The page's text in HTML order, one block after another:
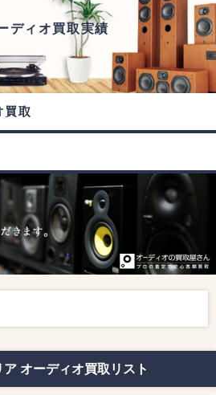
ディオ買取実績
買取
オーディオ買取リスト